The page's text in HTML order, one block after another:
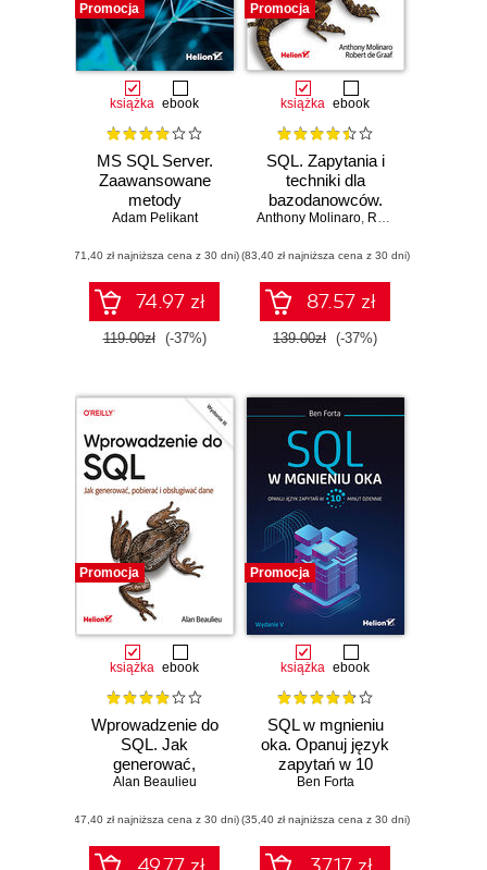
Promocja
książka ebook
MS SQL Server.
Zaawansowane
metody
programowania.
Adam Pelikant
(71,40 zł najniższa cena z 30 dni)
74.97 zł
119.00zł (-37%)
Promocja
książka ebook
SQL. Zapytania i
techniki dla
bazodanowców.
Receptury.
Anthony Molinaro, Robert de Graaf
(83,40 zł najniższa cena z 30 dni)
87.57 zł
139.00zł (-37%)
Promocja
książka ebook
Wprowadzenie do
SQL. Jak
generować,
pobierać i
Wydanie III
Alan Beaulieu
(47,40 zł najniższa cena z 30 dni)
Promocja
książka ebook
SQL w mgnieniu
oka. Opanuj język
zapytań w 10
minut dziennie.
Ben Forta
(35,40 zł najniższa cena z 30 dni)